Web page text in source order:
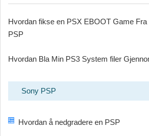
Hvordan fikse en PSX EBOOT Game
PSP
Hvordan Bla Min PS3 System filer
Sony PSP
Hvordan å nedgradere en PSP